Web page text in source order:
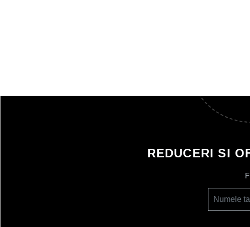
REDUCERI SI
Numele